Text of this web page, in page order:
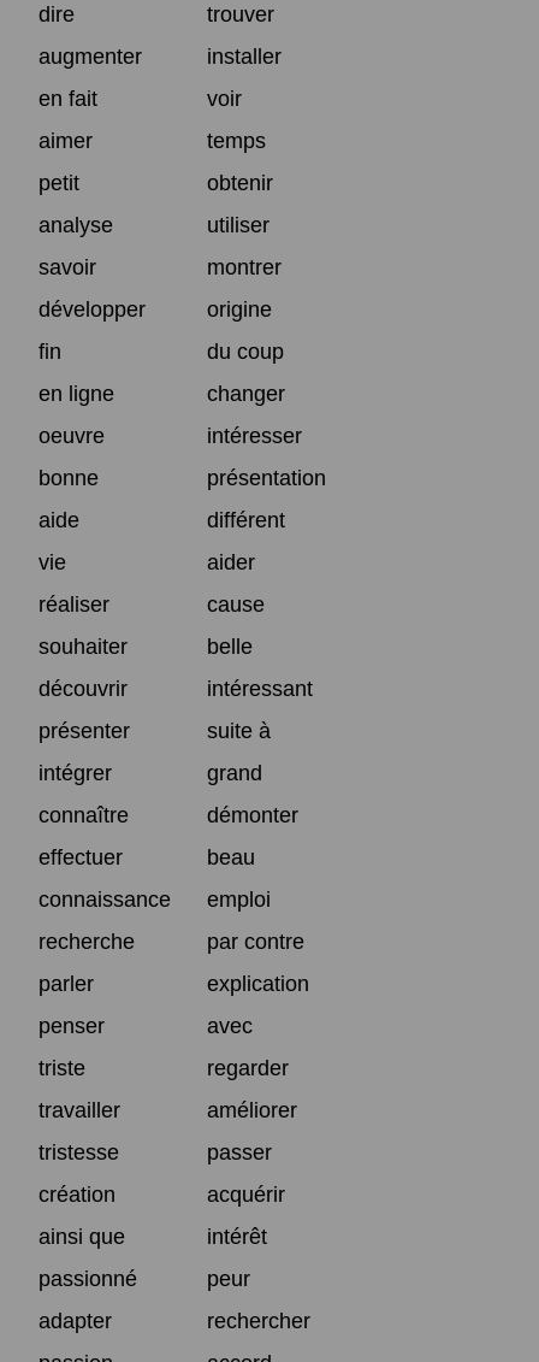
dire
trouver
augmenter
installer
en fait
voir
aimer
temps
petit
obtenir
analyse
utiliser
savoir
montrer
développer
origine
fin
du coup
en ligne
changer
oeuvre
intéresser
bonne
présentation
aide
différent
vie
aider
réaliser
cause
souhaiter
belle
découvrir
intéressant
présenter
suite à
intégrer
grand
connaître
démonter
effectuer
beau
connaissance
emploi
recherche
par contre
parler
explication
penser
avec
triste
regarder
travailler
améliorer
tristesse
passer
création
acquérir
ainsi que
intérêt
passionné
peur
adapter
rechercher